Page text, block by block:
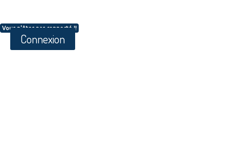
Vous n'êtes pas connecté !!
Connexion